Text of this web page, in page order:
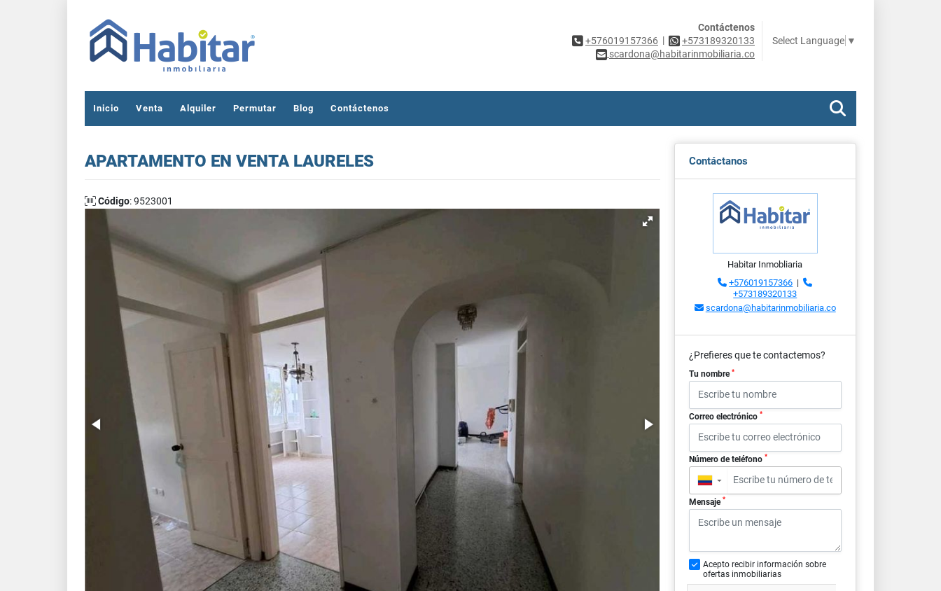
Contáctenos
+576019157366 |
+573189320133
scardona@habitarinmobiliaria.co
Select Language ▼
Inicio Venta Alquiler Permutar Blog Contáctenos
APARTAMENTO EN VENTA LAURELES
Código: 9523001
Contáctanos
Habitar Inmobliaria
+576019157366 |
+573189320133
scardona@habitarinmobiliaria.co
¿Prefieres que te contactemos?
Tu nombre *
Correo electrónico *
Número de teléfono *
▼
Mensaje *
Acepto recibir información sobre
ofertas inmobiliarias